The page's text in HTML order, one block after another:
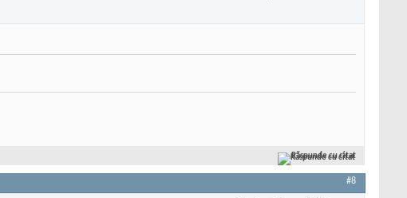
Răspunde cu citat
#8